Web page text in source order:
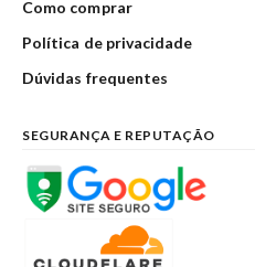
Como comprar
Política de privacidade
Dúvidas frequentes
SEGURANÇA E REPUTAÇÃO